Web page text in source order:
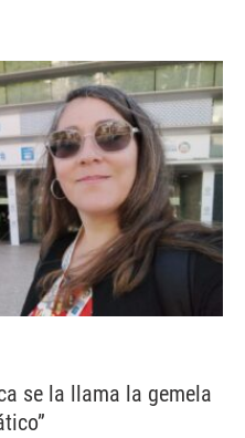
se la llama la gemela